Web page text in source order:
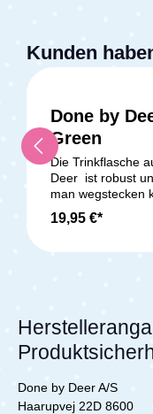
Kunden
Done by
Green
Die Trinkflasche
Deer ist robust
man wegstecken
Ausflüge,
abgegeben
Trinkflasche
Lieferumfang: 1x Done by Deer Trinkflasche
aus Edelstahl
19,95 €*
Done by Deer A/S
Haarupvej 22D 8600